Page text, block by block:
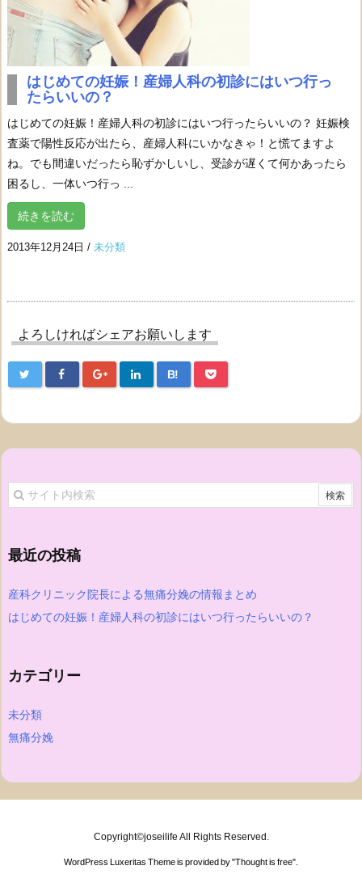
はじめての妊娠！産婦人科の初診にはいつ行っ
たらいいの？
はじめての妊娠！産婦人科の初診にはいつ行ったらいいの？ 妊娠検
査薬で陽性反応が出たら、産婦人科にいかなきゃ！と慌てますよ
ね。でも間違いだったら恥ずかしいし、受診が遅くて何かあったら
困るし、一体いつ行っ ...
続きを読む
2013年12月24日 / 未分類
よろしければシェアお願いします
B!
最近の投稿
産科クリニック院長による無痛分娩の情報まとめ
はじめての妊娠！産婦人科の初診にはいつ行ったらいいの？
カテゴリー
未分類
無痛分娩
Copyright©joseilife All Rights Reserved.
WordPress Luxeritas Theme is provided by "Thought is free".